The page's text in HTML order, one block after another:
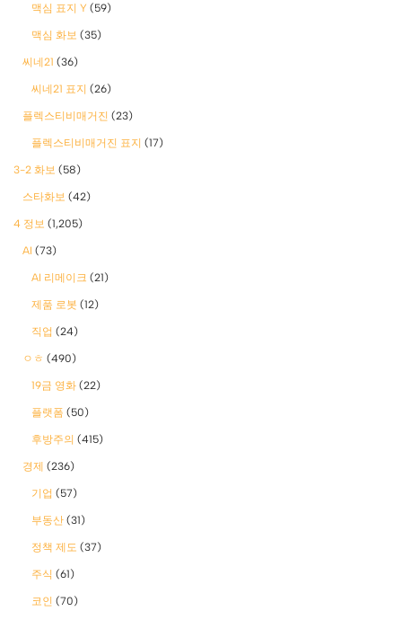
맥심 표지 Y (59)
맥심 화보 (35)
씨네21 (36)
씨네21 표지 (26)
플렉스티비매거진 (23)
플렉스티비매거진 표지 (17)
3-2 화보 (58)
스타화보 (42)
4 정보 (1,205)
AI (73)
AI 리메이크 (21)
제품 로봇 (12)
직업 (24)
ㅇㅎ (490)
19금 영화 (22)
플랫폼 (50)
후방주의 (415)
경제 (236)
기업 (57)
부동산 (31)
정책 제도 (37)
주식 (61)
코인 (70)